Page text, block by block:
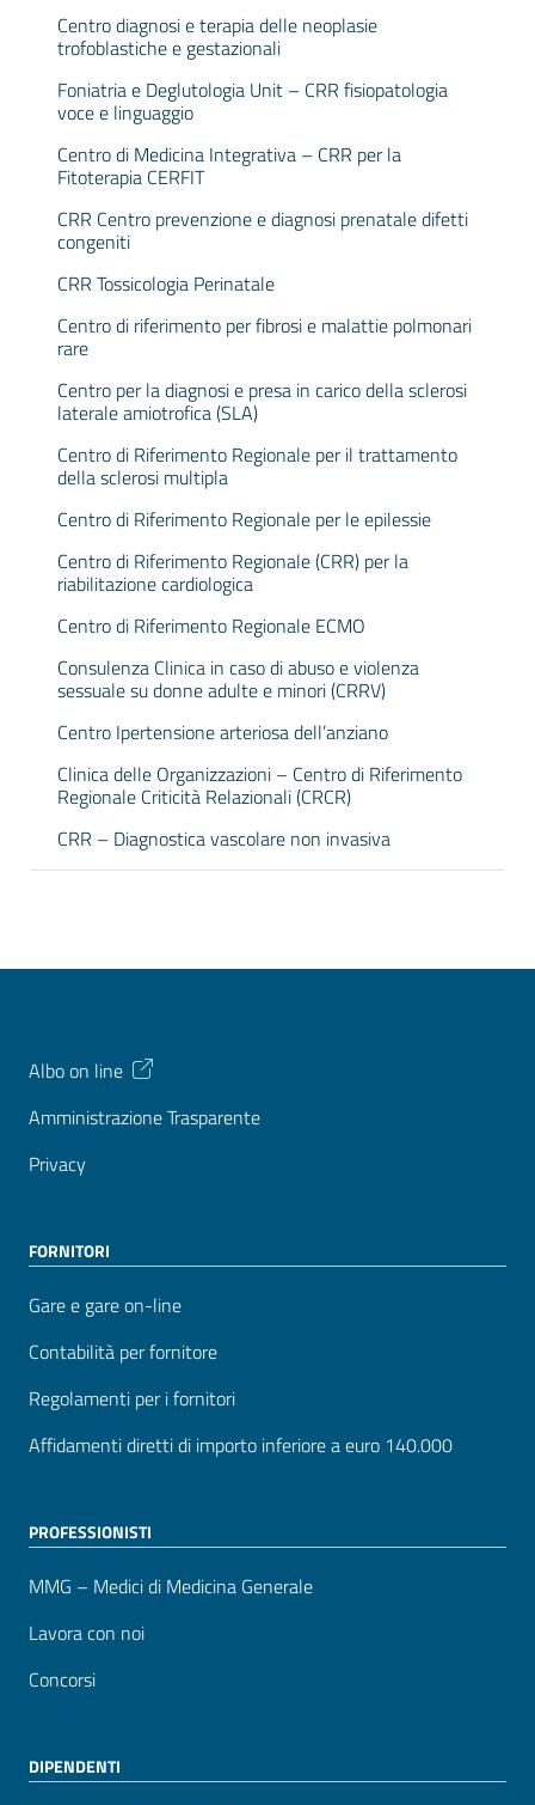
Centro diagnosi e terapia delle neoplasie
trofoblastiche e gestazionali
Foniatria e Deglutologia Unit – CRR fisiopatologia
voce e linguaggio
Centro di Medicina Integrativa – CRR per la
Fitoterapia CERFIT
CRR Centro prevenzione e diagnosi prenatale difetti
congeniti
CRR Tossicologia Perinatale
Centro di riferimento per fibrosi e malattie polmonari
rare
Centro per la diagnosi e presa in carico della sclerosi
laterale amiotrofica (SLA)
Centro di Riferimento Regionale per il trattamento
della sclerosi multipla
Centro di Riferimento Regionale per le epilessie
Centro di Riferimento Regionale (CRR) per la
riabilitazione cardiologica
Centro di Riferimento Regionale ECMO
Consulenza Clinica in caso di abuso e violenza
sessuale su donne adulte e minori (CRRV)
Centro Ipertensione arteriosa dell’anziano
Clinica delle Organizzazioni – Centro di Riferimento
Regionale Criticità Relazionali (CRCR)
CRR – Diagnostica vascolare non invasiva
Albo on line
Amministrazione Trasparente
Privacy
FORNITORI
Gare e gare on-line
Contabilità per fornitore
Regolamenti per i fornitori
Affidamenti diretti di importo inferiore a euro 140.000
PROFESSIONISTI
MMG – Medici di Medicina Generale
Lavora con noi
Concorsi
DIPENDENTI